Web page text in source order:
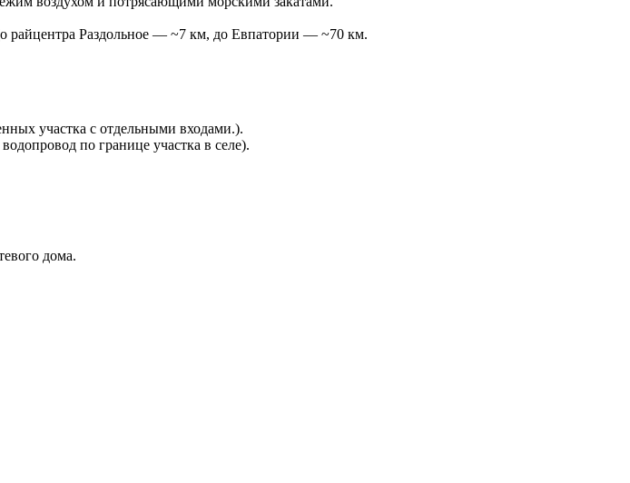
райцентра Раздольное — ~7 км, до Евпатории — ~70 км.
участка с отдельными входами.).
по границе участка в селе).
дома.